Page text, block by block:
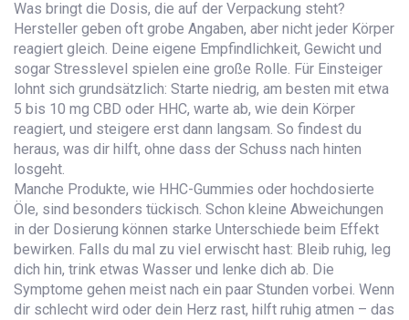
Was bringt die Dosis, die auf der Verpackung steht?
Hersteller geben oft grobe Angaben, aber nicht jeder Körper
reagiert gleich. Deine eigene Empfindlichkeit, Gewicht und
sogar Stresslevel spielen eine große Rolle. Für Einsteiger
lohnt sich grundsätzlich: Starte niedrig, am besten mit etwa
5 bis 10 mg CBD oder HHC, warte ab, wie dein Körper
reagiert, und steigere erst dann langsam. So findest du
heraus, was dir hilft, ohne dass der Schuss nach hinten
losgeht.
Manche Produkte, wie HHC-Gummies oder hochdosierte
Öle, sind besonders tückisch. Schon kleine Abweichungen
in der Dosierung können starke Unterschiede beim Effekt
bewirken. Falls du mal zu viel erwischt hast: Bleib ruhig, leg
dich hin, trink etwas Wasser und lenke dich ab. Die
Symptome gehen meist nach ein paar Stunden vorbei. Wenn
dir schlecht wird oder dein Herz rast, hilft ruhig atmen – das